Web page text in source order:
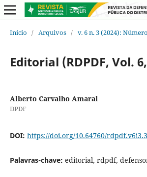
Início / Arquivos / v. 6 n. 3 (2024):
Editorial (RDPDF, Vol.
Alberto Carvalho Amaral
DPDF
DOI: https://doi.org/10.64760/
Palavras-chave: editorial, rdpdf,